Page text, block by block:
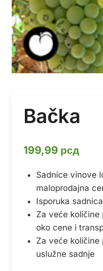
Bačka
199,99 рсд
Sadnice vinove
maloprodajna
Isporuka
Za veće
oko cene i
Za veće količine
uslužne sadnje